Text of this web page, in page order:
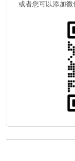
或者您可以添加微